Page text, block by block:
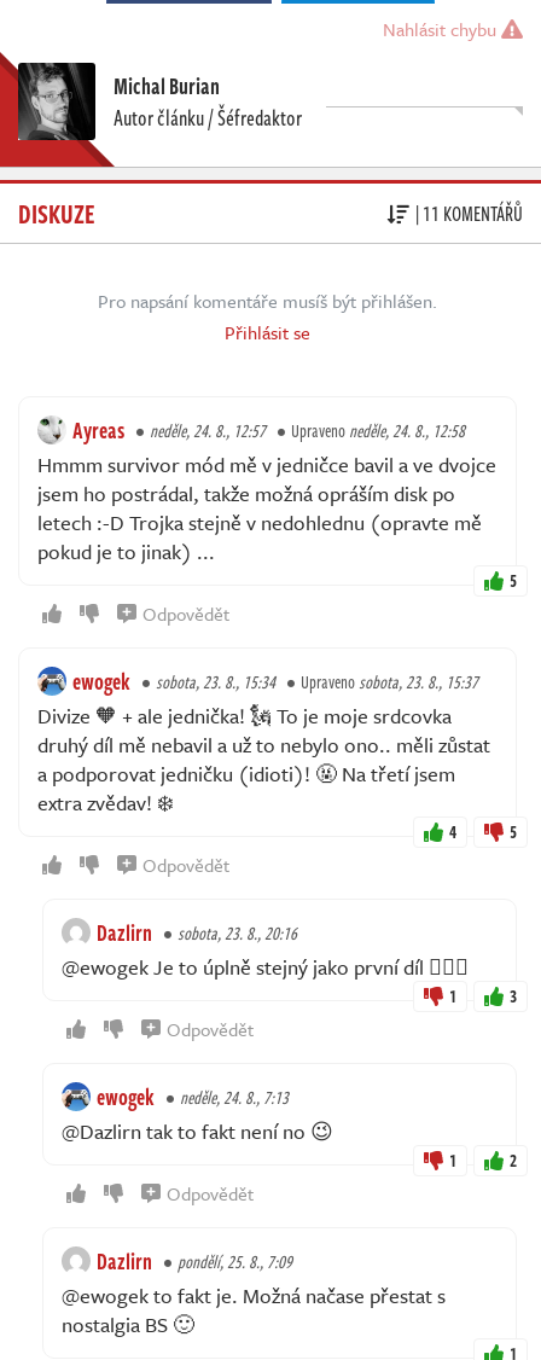
Nahlásit chybu
Michal Burian
Autor článku / Šéfredaktor
DISKUZE | 11 KOMENTÁŘŮ
Pro napsání komentáře musíš být přihlášen.
Přihlásit se
Ayreas neděle, 24. 8., 12:57 Upravenoneděle, 24. 8., 12:58
Hmmm survivor mód mě v jedničce bavil a ve dvojce
jsem ho postrádal, takže možná opráším disk po
letech :-D Trojka stejně v nedohlednu (opravte mě
pokud je to jinak) ...
5
Odpovědět
ewogek sobota, 23. 8., 15:34 Upravenosobota, 23. 8., 15:37
Divize 🧡 + ale jednička! 🗽 To je moje srdcovka
druhý díl mě nebavil a už to nebylo ono.. měli zůstat
a podporovat jedničku (idioti)! 🤬 Na třetí jsem
extra zvědav! ❄️
4 5
Odpovědět
Dazlirn sobota, 23. 8., 20:16
@ewogek Je to úplně stejný jako první díl 🤷🏻‍♂️
1 3
Odpovědět
ewogek neděle, 24. 8., 7:13
@Dazlirn tak to fakt není no 😉
1 2
Odpovědět
Dazlirn pondělí, 25. 8., 7:09
@ewogek to fakt je. Možná načase přestat s
nostalgia BS 🙂
1